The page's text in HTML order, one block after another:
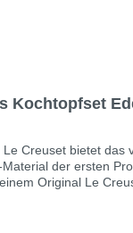
Kochtopfset
Creuset bietet
der ersten
Original Le